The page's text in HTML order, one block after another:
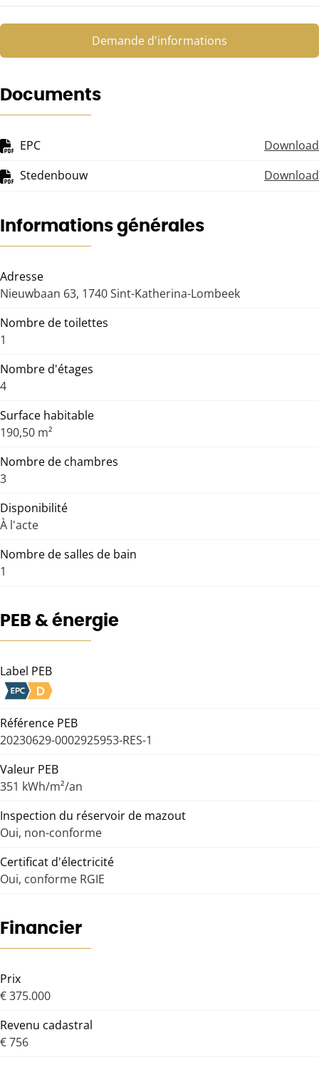
Demande d'informations
Documents
EPC
Download
Stedenbouw
Download
Informations générales
Adresse
Nieuwbaan 63, 1740 Sint-Katherina-Lombeek
Nombre de toilettes
1
Nombre d'étages
4
Surface habitable
190,50 m²
Nombre de chambres
3
Disponibilité
À l'acte
Nombre de salles de bain
1
PEB & énergie
Label PEB
Référence PEB
20230629-0002925953-RES-1
Valeur PEB
351 kWh/m²/an
Inspection du réservoir de mazout
Oui, non-conforme
Certificat d'électricité
Oui, conforme RGIE
Financier
Prix
€ 375.000
Revenu cadastral
€ 756